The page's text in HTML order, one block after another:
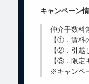
キャンペーン
仲介手数料
【①．賃料
【②．引越
【③．限定
※キャンペ